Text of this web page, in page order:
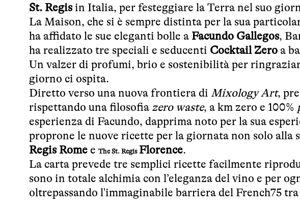
St. Regisin Italia, per festeggiare la Terra nel suo
La Maison, che si è sempre distinta per la sua
ha affidato le sue eleganti bolle a Facundo Gallegos,
ha realizzato tre speciali e seducenti Cocktail Zero a
Un valzer di profumi, brio e sostenibilità per
giorno ci ospita.
Diretto verso una nuova frontiera di Mixology Art,
rispettando una filosofia zero waste, a km zero e 100%
esperienza di Facundo, dapprima noto per la sua
proprone le nuove ricette per la giornata non solo alla
Regis Rome e TheSt. Regis Florence.
La carta prevede tre semplici ricette facilmente
sono in totale alchimia con l’eleganza del vino e per
oltrepassando l'immaginabile barriera del French75